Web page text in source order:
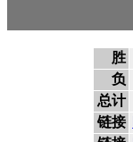
胜
负
总计
链接